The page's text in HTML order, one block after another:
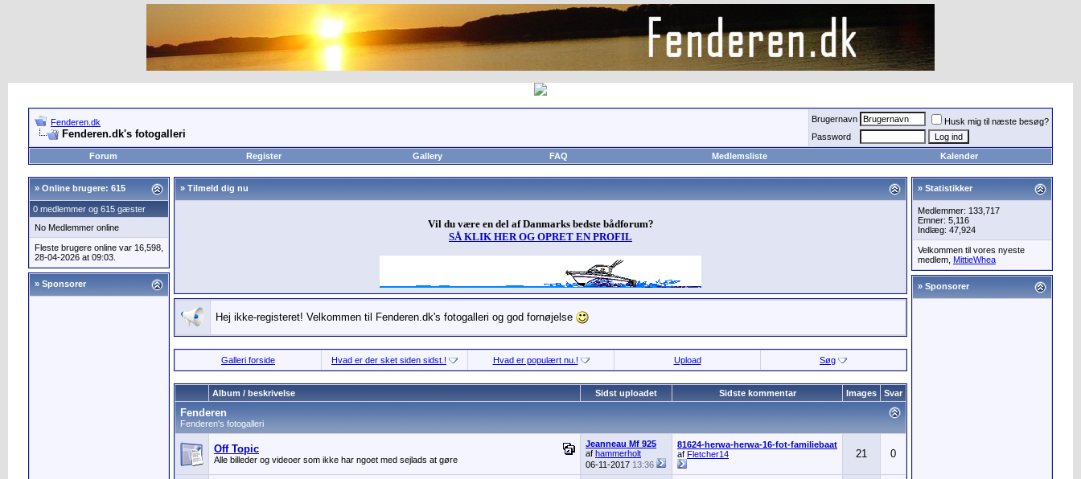
Fenderen.dk
Fenderen.dk's fotogalleri
Brugernavn
Husk mig til næste besøg?
Password
Forum
Register Gallery FAQ Medlemsliste Kalender
» Online brugere: 615
0 medlemmer og 615 gæster
No Medlemmer online
Fleste brugere online var 16,598,
28-04-2026 at 09:03.
» Sponsorer
» Tilmeld dig nu
Vil du være en del af Danmarks bedste bådforum?
SÅ KLIK HER OG OPRET EN PROFIL
Hej ikke-registeret! Velkommen til Fenderen.dk's fotogalleri og god fornøjelse
Galleri forside Hvad er der sket siden sidst.! Hvad er populært nu.! Upload Søg
Album / beskrivelse Sidst uploadet Sidste kommentar Images Svar
Fenderen
Fenderen's fotogalleri
Off Topic
Alle billeder og videoer som ikke har ngoet med sejlads at gøre
Jeanneau Mf 925
af hammerholt
06-11-2017 13:36
81624-herwa-herwa-16-fot-familiebaat
af Fletcher14 21 0
» Statistikker
Medlemmer: 133,717
Emner: 5,116
Indlæg: 47,924
Velkommen til vores nyeste
medlem, MittieWhea
» Sponsorer